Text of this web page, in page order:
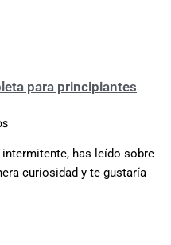
para principiantes
has leído sobre
curiosidad y te gustaría